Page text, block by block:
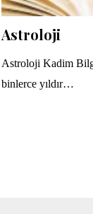
Astroloji
Astroloji Kadim
binlerce yıldır…